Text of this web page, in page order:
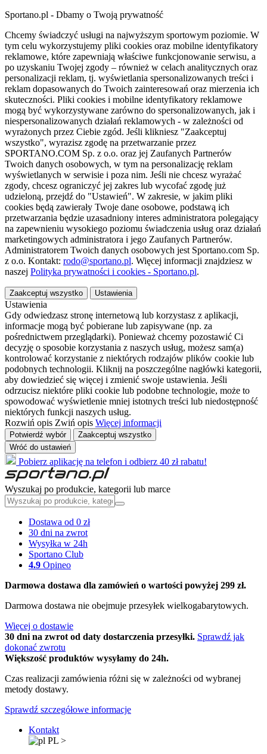
Sportano.pl - Dbamy o Twoją prywatność
Chcemy świadczyć usługi na najwyższym sportowym poziomie. W
tym celu wykorzystujemy pliki cookies oraz mobilne identyfikatory
reklamowe, które zapewniają właściwe funkcjonowanie serwisu, a
po uzyskaniu Twojej zgody – również w celach analitycznych oraz
personalizacji reklam, tj. wyświetlania spersonalizowanych treści i
reklam dopasowanych do Twoich zainteresowań oraz mierzenia ich
skuteczności. Pliki cookies i mobilne identyfikatory reklamowe
mogą być wykorzystywane zarówno do spersonalizowanych, jak i
niespersonalizowanych działań reklamowych - w zależności od
wyrażonych przez Ciebie zgód. Jeśli klikniesz "Zaakceptuj
wszystko", wyrazisz zgodę na przetwarzanie przez
SPORTANO.COM Sp. z o.o. oraz jej Zaufanych Partnerów
Twoich danych osobowych, w tym na personalizację reklam
wyświetlanych w serwisie i poza nim. Jeśli nie chcesz wyrażać
zgody, chcesz ograniczyć jej zakres lub wycofać zgodę już
udzieloną, przejdź do "Ustawień". W zakresie, w jakim pliki
cookies będą zawierały Twoje dane osobowe, podstawą ich
przetwarzania będzie uzasadniony interes administratora polegający
na zapewnieniu wysokiego poziomu świadczenia usług oraz działań
marketingowych administratora i jego Zaufanych Partnerów.
Administratorem Twoich danych osobowych jest Sportano.com Sp.
z o.o. Kontakt: rodo@sportano.pl. Więcej informacji znajdziesz w
naszej Polityka prywatności i cookies - Sportano.pl.
Zaakceptuj wszystko Ustawienia
Ustawienia
Gdy odwiedzasz stronę internetową lub korzystasz z aplikacji,
informacje mogą być pobierane lub zapisywane (np. za
pośrednictwem przeglądarki). Ponieważ chcemy pozostawić Ci
decyzję o sposobie korzystania z naszych usług, możesz sam(a)
kontrolować korzystanie z niektórych rodzajów plików cookie lub
podobnych technologii. Kliknij na poszczególne nagłówki kategorii,
aby dowiedzieć się więcej i zmienić swoje ustawienia. Jeśli
odrzucisz niektóre pliki cookie lub podobne technologie, może to
spowodować wyświetlenie mniej istotnych treści lub niedostępność
niektórych funkcji naszych usług.
Rozwiń opis Zwiń opis Więcej informacji
Potwierdź wybór
Zaakceptuj wszystko
Wróć do ustawień
Pobierz aplikację na telefon i odbierz 40 zł rabatu!
Wyszukaj po produkcie, kategorii lub marce
Dostawa od 0 zł
30 dni na zwrot
Wysyłka w 24h
Sportano Club
4.9 Opineo
Darmowa dostawa dla zamówień o wartości powyżej 299 zł.
Darmowa dostawa nie obejmuje przesyłek wielkogabarytowych.
Więcej o dostawie
30 dni na zwrot od daty dostarczenia przesyłki. Sprawdź jak
dokonać zwrotu
Większość produktów wysyłamy do 24h.
Czas realizacji zamówienia różni się w zależności od wybranej
metody dostawy.
Sprawdź szczegółowe informacje
Kontakt
PL >